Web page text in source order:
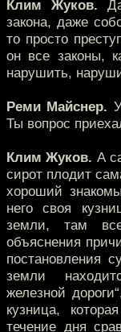
Клим Жуков.
закона, даже
то просто
он все законы,
нарушить,
Реми Майснер.
Ты вопрос
Клим Жуков. А
сирот плодит
хороший
него своя
земли, там
объяснения
постановления
земли
железной
кузница,
течение дня